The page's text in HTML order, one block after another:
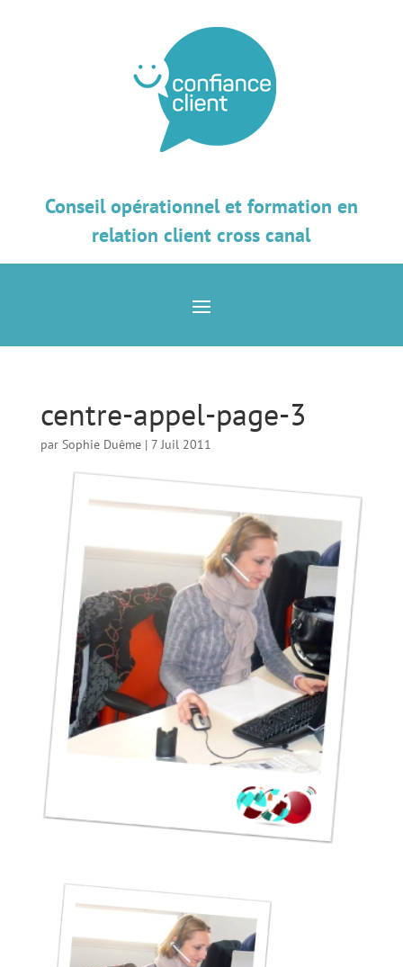
Conseil opérationnel et formation en
relation client cross canal
centre-appel-page-3
par Sophie Duême| 7 Juil 2011